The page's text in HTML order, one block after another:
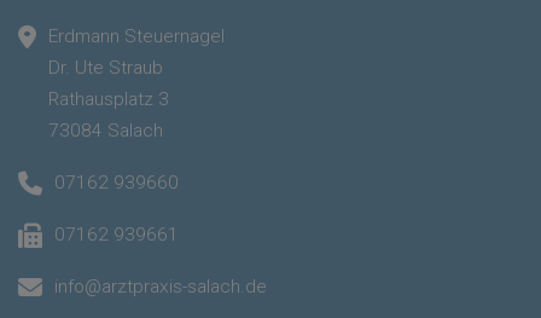
Erdmann Steuernagel
Dr. Ute Straub
Rathausplatz 3
73084 Salach
07162 939660
07162 939661
info@arztpraxis-salach.de